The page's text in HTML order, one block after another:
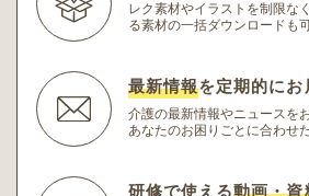
レク素材やイラストを制限な
る素材の一括ダウンロードも
最新情報を定期的にお
介護の最新情報やニュースを
あなたのお困りごとに合わせ
研修で使える動画・資